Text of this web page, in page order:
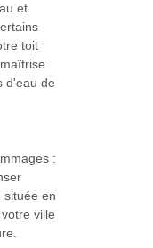
et
toit
d'eau de
:
située en
ville